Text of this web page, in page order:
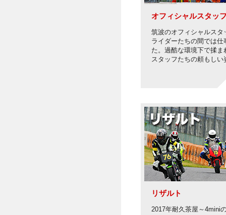
オフィシャルスタッ
筑波のオフィシャルス
ライダーたちの間では
た。過酷な環境下で揉
スタッフたちの頼もし
リザルト
2017年耐久茶屋～4mini